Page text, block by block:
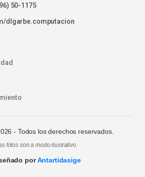
50-1175
dlgarbe.computacion
- Todos los derechos reservados.
fotos son a modo ilustrativo.
porAntartidasige